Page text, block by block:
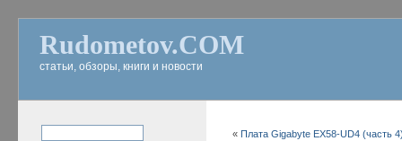
Rudometov.COM
статьи, обзоры, книги и новости
«Плата Gigabyte EX58-UD4 (часть